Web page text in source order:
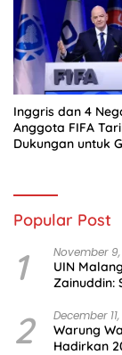
Inggris dan 4
Anggota FIFA
Dukungan untuk
Popular Post
1 November
UIN
Zainuddin:
2 December
Warung
Hadirkan